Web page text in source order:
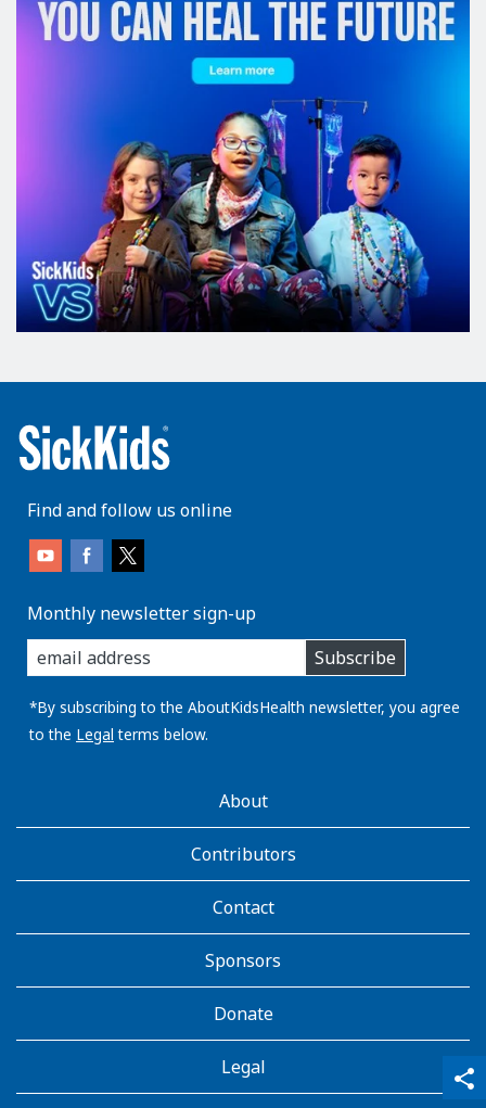
share
qr_code_scanner
content_copy
Find and follow us online
Monthly newsletter sign-up
enter
you
email
address:
Subscribe
*By subscribing to the AboutKidsHealth newsletter, you agree
to the Legal terms below.
AboutKidsHealthAbout
Contributors
Contact
Sponsors
Donate
Legal